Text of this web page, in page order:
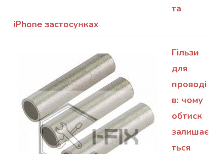
та
iPhone застосунках
Гільзи
для
проводі
в: чому
обтиск
залишає
ться